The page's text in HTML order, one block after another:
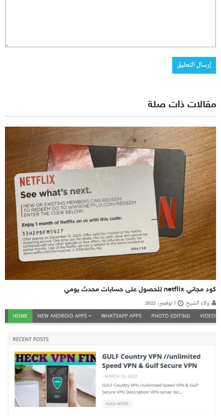
مقالات ذات صلة
كود مجاني netflix للحصول على حسابات محدث يومي
ولاء الشيخ 7 نوفمبر، 2022